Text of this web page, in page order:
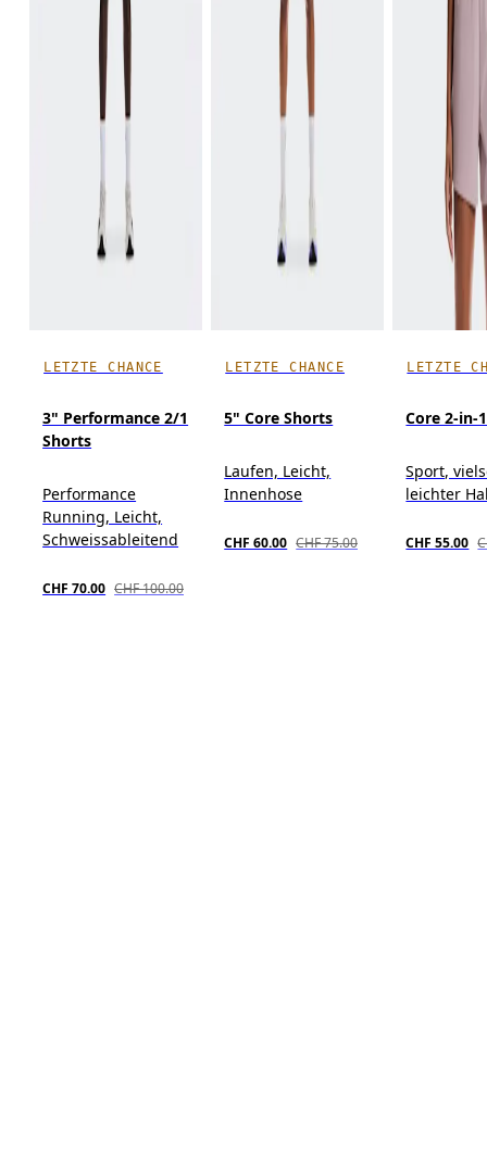
LETZTE CHANCE
3" Performance 2/1
Shorts
Performance
Running, Leicht,
Schweissableitend
CHF 70.00 CHF 100.00
LETZTE CHANCE
5" Core Shorts
Laufen, Leicht,
Innenhose
CHF 60.00 CHF 75.00
LETZTE
Core 2-in-
Sport,
leichter
CHF 55.00